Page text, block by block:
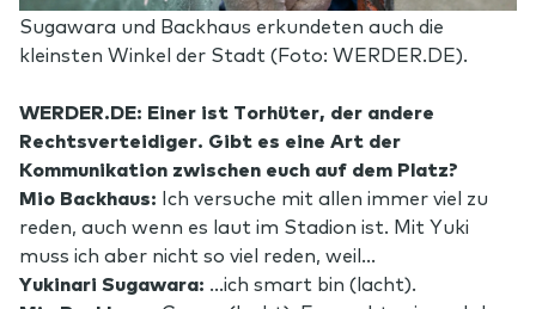
Sugawara und Backhaus erkundeten auch die
kleinsten Winkel der Stadt (Foto: WERDER.DE).
WERDER.DE: Einer ist Torhüter, der andere
Rechtsverteidiger. Gibt es eine Art der
Kommunikation zwischen euch auf dem Platz?
Mio Backhaus: Ich versuche mit allen immer viel zu
reden, auch wenn es laut im Stadion ist. Mit Yuki
muss ich aber nicht so viel reden, weil…
Yukinari Sugawara: …ich smart bin (lacht).